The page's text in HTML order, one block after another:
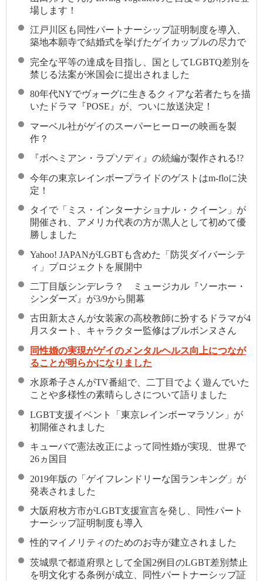
場します！
江戸川区も同性パートナーシップ証明制度を導入、
築地本願寺で結婚式を挙げたゲイカップルの尽力で
完全な平等の達成を目指し、国としてLGBTQ差別を
禁じる法案が米国会に提出されました
80年代NYでヴォーグに生きるクィアな若者たちを描
いたドラマ『POSE』が、ついに放送決定！
マーベル社がゲイのスーパーヒーローの映画を製
作？
『ボヘミアン・ラプソディ』の続編が製作される!?
今年の東京レインボープライドのゲストはm-floに決
定！
タイで「ミス・インターナショナル・クイーン」が
開催され、アメリカ代表の方が黒人として初めて優
勝しました
Yahoo! JAPANがLGBTも含めた「防災ダイバーシテ
ィ」プロジェクトを展開中
二丁目版シンデレラ？ ミュージカル『ソーホー・
シンダーズ』が3/9から開幕
古田新太さんが女装家の高校教師に扮するドラマが4
月スタート、キャラクター監修はブルボンヌさん
同性婚の実現がゲイのメンタルヘルス向上につなが
ることが明らかになりました
水原希子さんがTV番組で、二丁目でよく遊んでいた
ことや多様性の素晴らしさについて語りました
LGBT支援イベント「東京レインボーマラソン」が
初開催されました
キューバで憲法改正によって同性婚が実現、世界で
26ヵ国目
2019年版の「ゲイフレンドリーな国ランキング」が
発表されました
大阪府枚方市がLGBT支援宣言を発し、同性パート
ナーシップ証明制度も導入
性的マイノリティのためのお寺が建立されました
茨城県で都道府県として全国2例目のLGBT差別禁止
を明文化する条例が成立、同性パートナーシップ証